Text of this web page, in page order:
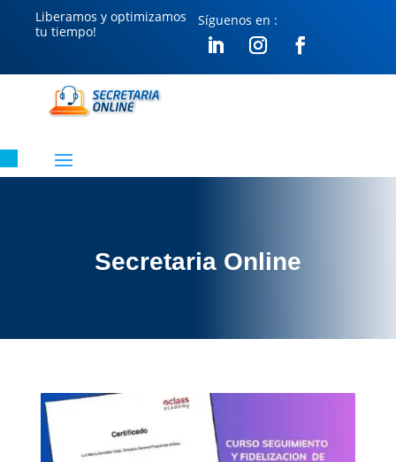
Liberamos y optimizamos
tu tiempo!
Síguenos en :
Secretaria Online